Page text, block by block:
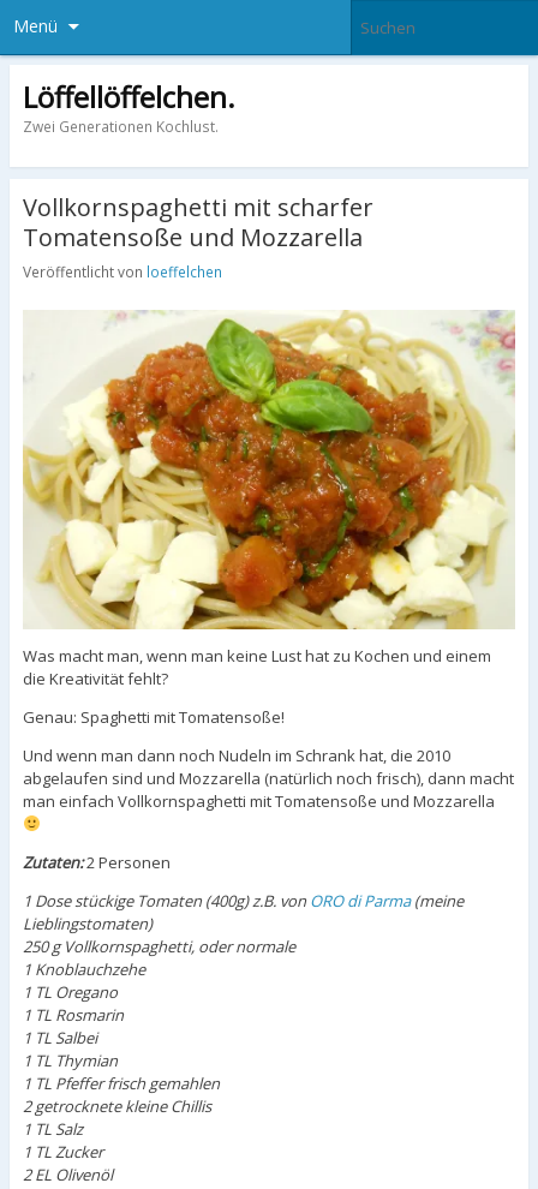
Menü
Löffellöffelchen.
Zwei Generationen Kochlust.
Vollkornspaghetti mit scharfer
Tomatensoße und Mozzarella
Veröffentlicht von loeffelchen
Was macht man, wenn man keine Lust hat zu Kochen und einem
die Kreativität fehlt?
Genau: Spaghetti mit Tomatensoße!
Und wenn man dann noch Nudeln im Schrank hat, die 2010
abgelaufen sind und Mozzarella (natürlich noch frisch), dann macht
man einfach Vollkornspaghetti mit Tomatensoße und Mozzarella
Zutaten:2 Personen
1 Dose stückige Tomaten (400g) z.B. vonORO di Parma(meine
Lieblingstomaten)
250 g Vollkornspaghetti, oder normale
1 Knoblauchzehe
1 TL Oregano
1 TL Rosmarin
1 TL Salbei
1 TL Thymian
1 TL Pfeffer frisch gemahlen
2 getrocknete kleine Chillis
1 TL Salz
1 TL Zucker
2 EL Olivenöl